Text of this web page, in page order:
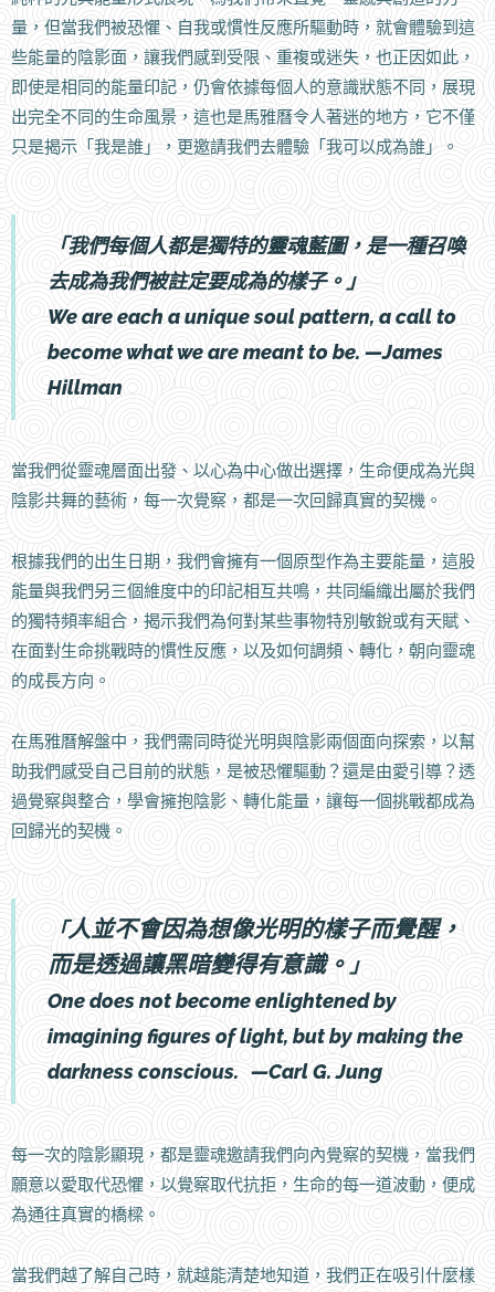
量，但當我們被恐懼、自我或慣性反應所驅動時，就會體驗到這
些能量的陰影面，讓我們感到受限、重複或迷失，也正因如此，
即使是相同的能量印記，仍會依據每個人的意識狀態不同，展現
出完全不同的生命風景，這也是馬雅曆令人著迷的地方，它不僅
只是揭示「我是誰」，更邀請我們去體驗「我可以成為誰」。
「我們每個人都是獨特的靈魂藍圖，是一種召喚
去成為我們被註定要成為的樣子。」
We are each a unique soul pattern, a call to
become what we are meant to be. —James
Hillman
當我們從靈魂層面出發、以心為中心做出選擇，生命便成為光與
陰影共舞的藝術，每一次覺察，都是一次回歸真實的契機。
根據我們的出生日期，我們會擁有一個原型作為主要能量，這股
能量與我們另三個維度中的印記相互共鳴，共同編織出屬於我們
的獨特頻率組合，揭示我們為何對某些事物特別敏銳或有天賦、
在面對生命挑戰時的慣性反應，以及如何調頻、轉化，朝向靈魂
的成長方向。
在馬雅曆解盤中，我們需同時從光明與陰影兩個面向探索，以幫
助我們感受自己目前的狀態，是被恐懼驅動？還是由愛引導？透
過覺察與整合，學會擁抱陰影、轉化能量，讓每一個挑戰都成為
回歸光的契機。
「人並不會因為想像光明的樣子而覺醒，
而是透過讓黑暗變得有意識。 」
One does not become enlightened by
imagining figures of light, but by making the
darkness conscious. —Carl G. Jung
每一次的陰影顯現，都是靈魂邀請我們向內覺察的契機，當我們
願意以愛取代恐懼，以覺察取代抗拒，生命的每一道波動，便成
為通往真實的橋樑。
當我們越了解自己時，就越能清楚地知道，我們正在吸引什麼樣